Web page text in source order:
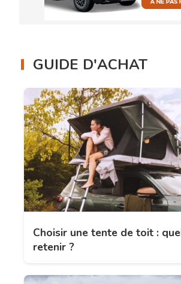
GUIDE D'ACHAT
Choisir une tente de toit :
retenir ?